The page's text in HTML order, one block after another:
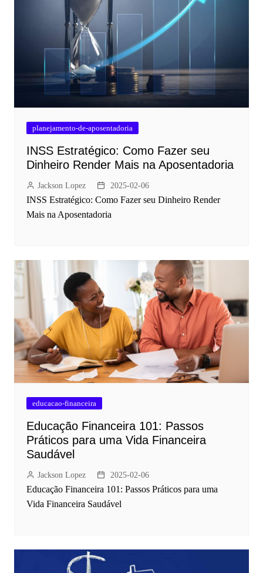
planejamento-de-aposentadoria
INSS Estratégico: Como Fazer seu
Dinheiro Render Mais na Aposentadoria
Jackson Lopez 2025-02-06
INSS Estratégico: Como Fazer seu Dinheiro Render
Mais na Aposentadoria
educacao-financeira
Educação Financeira 101: Passos
Práticos para uma Vida Financeira
Saudável
Jackson Lopez 2025-02-06
Educação Financeira 101: Passos Práticos para uma
Vida Financeira Saudável